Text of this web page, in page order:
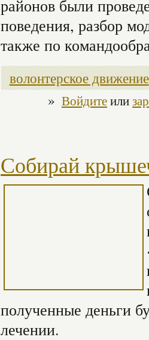
районов были
поведения, разбор
также по
волонтерское движение
» Войдитеили
Собирай
полученные деньги
лечении.